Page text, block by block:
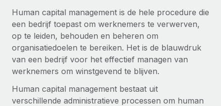
PEO
Ingewikkelde HR-taken eenvoudig uitbesteden
INFRASTRUCTUUR
HR naadloos in workflows integreren
GROEIFASE
Start-ups
Flexibele global HR en payroll solutions voor groeiende
Mid-market
Teams uitbreiden met HR solutions op maat
Ontdek valuta-opties en betaalsnelheden voor
internationale zzp'ers
LEREN MET REMOTE
Casestudy's
Nederlands
Français
Deutsch
Español
Inloggen
Human capital management is de hele procedure die
een bedrijf toepast om werknemers te verwerven,
op te leiden, behouden en beheren om
organisatiedoelen te bereiken. Het is de blauwdruk
van een bedrijf voor het effectief managen van
werknemers om winstgevend te blijven.
Human capital management bestaat uit
verschillende administratieve processen om human